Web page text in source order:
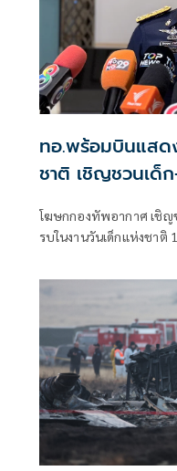
ทอ.พร้อมบินแสด
ชาติ เชิญชวนเด็ก-เยาวชนร่วมให้กำลังใจ
โฆษกกองทัพอากาศ เชิญ
รบในงานวันเด็กแห่งชาติ
ว่า จะมีผู้มาร่วมงานหลัก